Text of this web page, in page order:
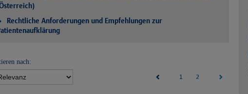
Rechtliche Anforderungen und Empfehlungen zur
nach:
1 (current)
2